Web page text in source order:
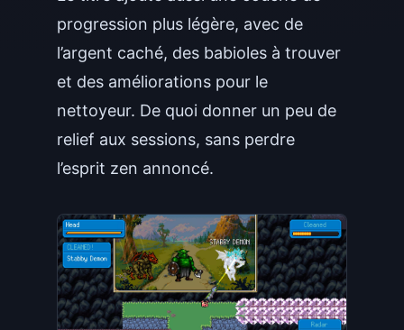
progression plus légère, avec de
l’argent caché, des babioles à trouver
et des améliorations pour le
nettoyeur. De quoi donner un peu de
relief aux sessions, sans perdre
l’esprit zen annoncé.